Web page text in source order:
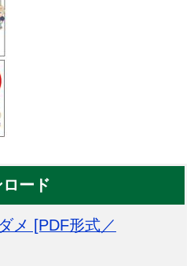
ード
メ [PDF形式／